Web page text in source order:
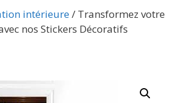
intérieure/ Transformez votre
nos Stickers Décoratifs